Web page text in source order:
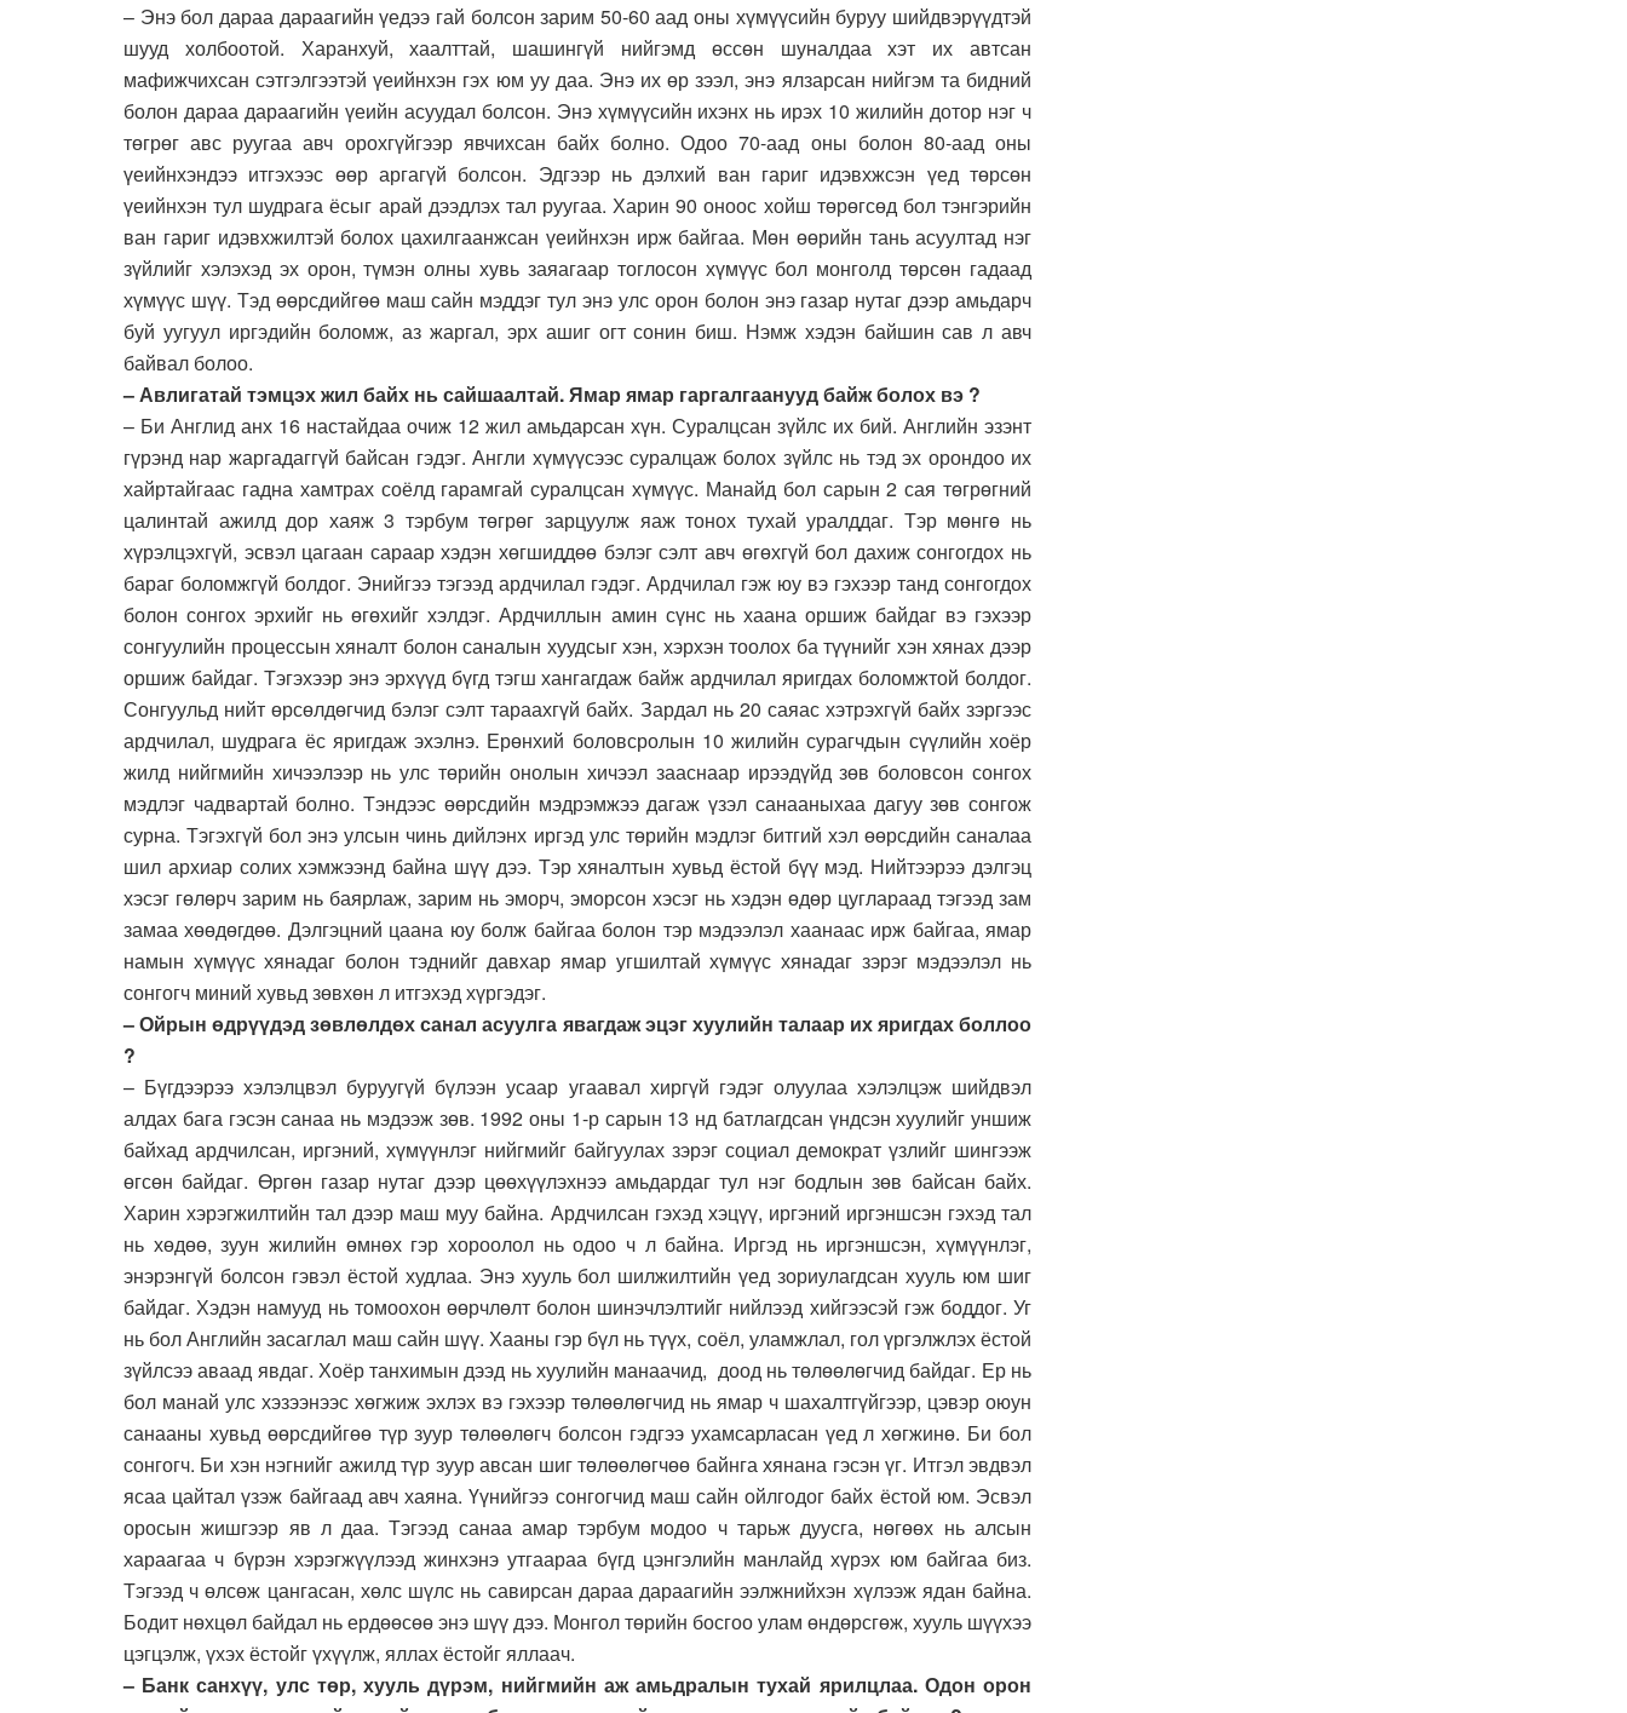
– Энэ бол дараа дараагийн үедээ гай болсон зарим 50-60 аад оны хүмүүсийн буруу шийдвэрүүдтэй
шууд холбоотой. Харанхуй, хаалттай, шашингүй нийгэмд өссөн шуналдаа хэт их автсан
мафижчихсан сэтгэлгээтэй үеийнхэн гэх юм уу даа. Энэ их өр зээл, энэ ялзарсан нийгэм та бидний
болон дараа дараагийн үеийн асуудал болсон. Энэ хүмүүсийн ихэнх нь ирэх 10 жилийн дотор нэг ч
төгрөг авс руугаа авч орохгүйгээр явчихсан байх болно. Одоо 70-аад оны болон 80-аад оны
үеийнхэндээ итгэхээс өөр аргагүй болсон. Эдгээр нь дэлхий ван гариг идэвхжсэн үед төрсөн
үеийнхэн тул шудрага ёсыг арай дээдлэх тал руугаа. Харин 90 оноос хойш төрөгсөд бол тэнгэрийн
ван гариг идэвхжилтэй болох цахилгаанжсан үеийнхэн ирж байгаа. Мөн өөрийн тань асуултад нэг
зүйлийг хэлэхэд эх орон, түмэн олны хувь заяагаар тоглосон хүмүүс бол монголд төрсөн гадаад
хүмүүс шүү. Тэд өөрсдийгөө маш сайн мэддэг тул энэ улс орон болон энэ газар нутаг дээр амьдарч
буй уугуул иргэдийн боломж, аз жаргал, эрх ашиг огт сонин биш. Нэмж хэдэн байшин сав л авч
байвал болоо.
– Авлигатай тэмцэх жил байх нь сайшаалтай. Ямар ямар гаргалгаанууд байж болох вэ ?
– Би Англид анх 16 настайдаа очиж 12 жил амьдарсан хүн. Суралцсан зүйлс их бий. Английн эзэнт
гүрэнд нар жаргадаггүй байсан гэдэг. Англи хүмүүсээс суралцаж болох зүйлс нь тэд эх орондоо их
хайртайгаас гадна хамтрах соёлд гарамгай суралцсан хүмүүс. Манайд бол сарын 2 сая төгрөгний
цалинтай ажилд дор хаяж 3 тэрбум төгрөг зарцуулж яаж тонох тухай уралддаг. Тэр мөнгө нь
хүрэлцэхгүй, эсвэл цагаан сараар хэдэн хөгшиддөө бэлэг сэлт авч өгөхгүй бол дахиж сонгогдох нь
бараг боломжгүй болдог. Энийгээ тэгээд ардчилал гэдэг. Ардчилал гэж юу вэ гэхээр танд сонгогдох
болон сонгох эрхийг нь өгөхийг хэлдэг. Ардчиллын амин сүнс нь хаана оршиж байдаг вэ гэхээр
сонгуулийн процессын хяналт болон саналын хуудсыг хэн, хэрхэн тоолох ба түүнийг хэн хянах дээр
оршиж байдаг. Тэгэхээр энэ эрхүүд бүгд тэгш хангагдаж байж ардчилал яригдах боломжтой болдог.
Сонгуульд нийт өрсөлдөгчид бэлэг сэлт тараахгүй байх. Зардал нь 20 саяас хэтрэхгүй байх зэргээс
ардчилал, шудрага ёс яригдаж эхэлнэ. Ерөнхий боловсролын 10 жилийн сурагчдын сүүлийн хоёр
жилд нийгмийн хичээлээр нь улс төрийн онолын хичээл зааснаар ирээдүйд зөв боловсон сонгох
мэдлэг чадвартай болно. Тэндээс өөрсдийн мэдрэмжээ дагаж үзэл санааныхаа дагуу зөв сонгож
сурна. Тэгэхгүй бол энэ улсын чинь дийлэнх иргэд улс төрийн мэдлэг битгий хэл өөрсдийн саналаа
шил архиар солих хэмжээнд байна шүү дээ. Тэр хяналтын хувьд ёстой бүү мэд. Нийтээрээ дэлгэц
хэсэг гөлөрч зарим нь баярлаж, зарим нь эморч, эморсон хэсэг нь хэдэн өдөр цуглараад тэгээд зам
замаа хөөдөгдөө. Дэлгэцний цаана юу болж байгаа болон тэр мэдээлэл хаанаас ирж байгаа, ямар
намын хүмүүс хянадаг болон тэднийг давхар ямар угшилтай хүмүүс хянадаг зэрэг мэдээлэл нь
сонгогч миний хувьд зөвхөн л итгэхэд хүргэдэг.
– Ойрын өдрүүдэд зөвлөлдөх санал асуулга явагдаж эцэг хуулийн талаар их яригдах боллоо
?
– Бүгдээрээ хэлэлцвэл буруугүй бүлээн усаар угаавал хиргүй гэдэг олуулаа хэлэлцэж шийдвэл
алдах бага гэсэн санаа нь мэдээж зөв. 1992 оны 1-р сарын 13 нд батлагдсан үндсэн хуулийг уншиж
байхад ардчилсан, иргэний, хүмүүнлэг нийгмийг байгуулах зэрэг социал демократ үзлийг шингээж
өгсөн байдаг. Өргөн газар нутаг дээр цөөхүүлэхнээ амьдардаг тул нэг бодлын зөв байсан байх.
Харин хэрэгжилтийн тал дээр маш муу байна. Ардчилсан гэхэд хэцүү, иргэний иргэншсэн гэхэд тал
нь хөдөө, зуун жилийн өмнөх гэр хороолол нь одоо ч л байна. Иргэд нь иргэншсэн, хүмүүнлэг,
энэрэнгүй болсон гэвэл ёстой худлаа. Энэ хууль бол шилжилтийн үед зориулагдсан хууль юм шиг
байдаг. Хэдэн намууд нь томоохон өөрчлөлт болон шинэчлэлтийг нийлээд хийгээсэй гэж боддог. Уг
нь бол Английн засаглал маш сайн шүү. Хааны гэр бүл нь түүх, соёл, уламжлал, гол үргэлжлэх ёстой
зүйлсээ аваад явдаг. Хоёр танхимын дээд нь хуулийн манаачид, доод нь төлөөлөгчид байдаг. Ер нь
бол манай улс хэзээнээс хөгжиж эхлэх вэ гэхээр төлөөлөгчид нь ямар ч шахалтгүйгээр, цэвэр оюун
санааны хувьд өөрсдийгөө түр зуур төлөөлөгч болсон гэдгээ ухамсарласан үед л хөгжинө. Би бол
сонгогч. Би хэн нэгнийг ажилд түр зуур авсан шиг төлөөлөгчөө байнга хянана гэсэн үг. Итгэл эвдвэл
ясаа цайтал үзэж байгаад авч хаяна. Үүнийгээ сонгогчид маш сайн ойлгодог байх ёстой юм. Эсвэл
оросын жишгээр яв л даа. Тэгээд санаа амар тэрбум модоо ч тарьж дуусга, нөгөөх нь алсын
хараагаа ч бүрэн хэрэгжүүлээд жинхэнэ утгаараа бүгд цэнгэлийн манлайд хүрэх юм байгаа биз.
Тэгээд ч өлсөж цангасан, хөлс шүлс нь савирсан дараа дараагийн ээлжнийхэн хүлээж ядан байна.
Бодит нөхцөл байдал нь ердөөсөө энэ шүү дээ. Монгол төрийн босгоо улам өндөрсгөж, хууль шүүхээ
цэгцэлж, үхэх ёстойг үхүүлж, яллах ёстойг яллаач.
– Банк санхүү, улс төр, хууль дүрэм, нийгмийн аж амьдралын тухай ярилцлаа. Одон орон